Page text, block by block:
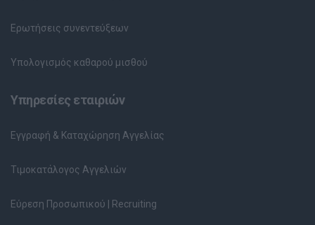
Ερωτήσεις συνεντεύξεων
Υπολογισμός καθαρού μισθού
Υπηρεσίες εταιριών
Εγγραφή & Καταχώρηση Αγγελίας
Τιμοκατάλογος Αγγελιών
Εύρεση Προσωπικού | Recruiting